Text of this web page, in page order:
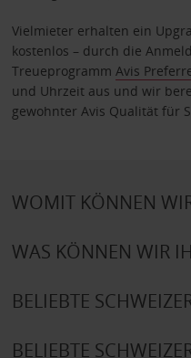
Vielmieter erhalten ein
kostenlos – durch die
Treueprogramm Avis
und Uhrzeit aus und wir
gewohnter Avis Qualität für
WOMIT KÖNNEN
WAS KÖNNEN WIR
BELIEBTE
BELIEBTE